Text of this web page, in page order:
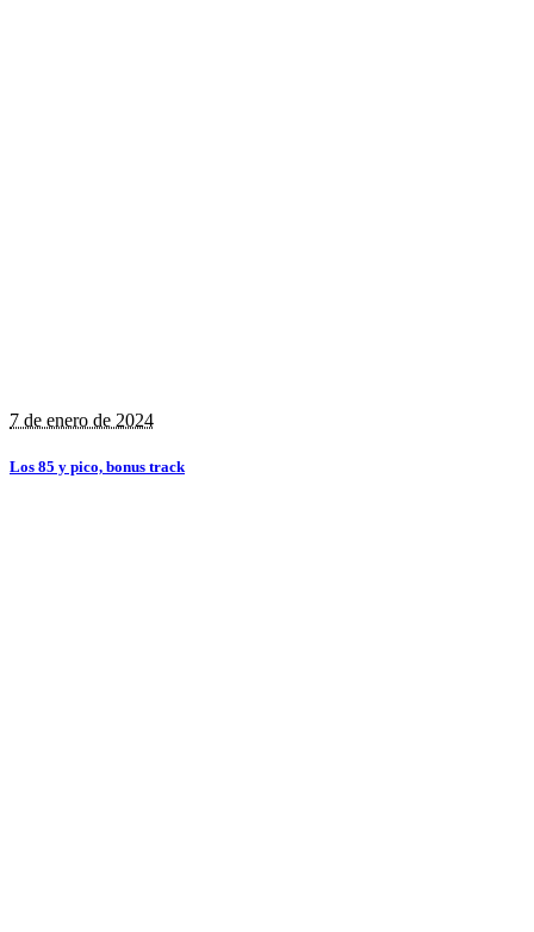
7 de enero de 2024
Los 85 y pico, bonus track